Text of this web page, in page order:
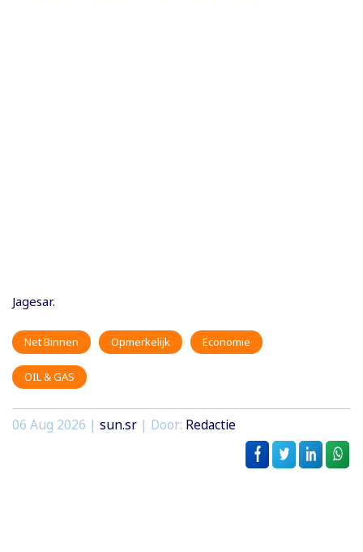
Jagesar.
Net Binnen Opmerkelijk Economie
OIL & GAS
06 Aug 2026 | sun.sr | Door: Redactie